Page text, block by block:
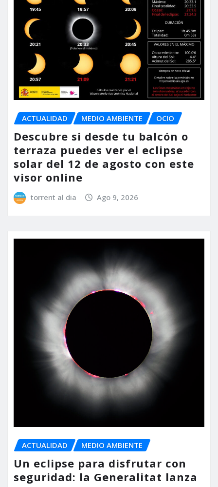
ACTUALIDAD MEDIO AMBIENTE OCIO
Descubre si desde tu balcón o
terraza puedes ver el eclipse
solar del 12 de agosto con este
visor online
torrent al dia Ago 9, 2026
ACTUALIDAD MEDIO AMBIENTE
Un eclipse para disfrutar con
seguridad: la Generalitat lanza